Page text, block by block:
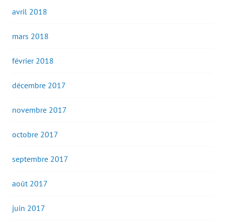
avril 2018
mars 2018
février 2018
décembre 2017
novembre 2017
octobre 2017
septembre 2017
août 2017
juin 2017